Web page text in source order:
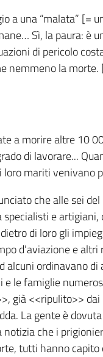
a una “malata” [=
Sì, la paura: è
di pericolo
nemmeno la
a morire altre 10
di lavorare...
mariti venivano
che alle sei
e artigiani,
di loro gli
d’aviazione e
alcuni ordinavano
le famiglie
già <<ripulito>>
La gente è
notizia che i
tutti hanno capito